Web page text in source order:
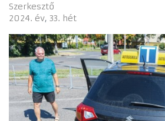
Szerkesztő
2024. év 33. hét